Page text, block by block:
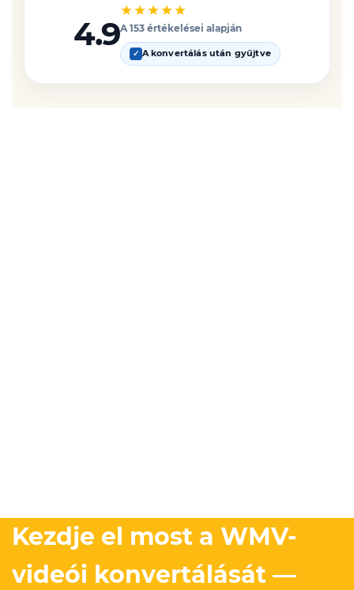
4.9
★★★★★
A 153 értékelései alapján
✓ A konvertálás után gyűjtve
Kezdje el most a WMV-
videói konvertálását —